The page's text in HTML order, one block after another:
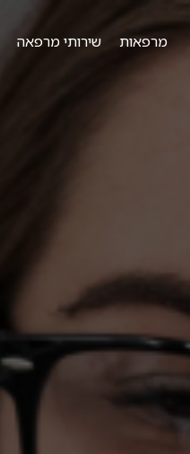
מרפאות שירותי מרפאה